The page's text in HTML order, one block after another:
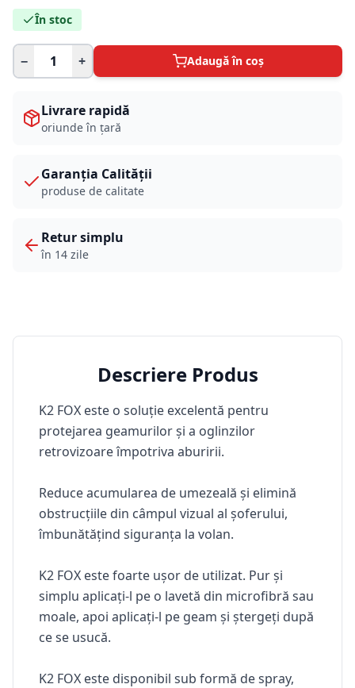
În stoc
− + Adaugă în coș
Livrare rapidă
oriunde în țară
Garanția Calității
produse de calitate
Retur simplu
în 14 zile
Descriere Produs
K2 FOX este o soluție excelentă pentru
protejarea geamurilor și a oglinzilor
retrovizoare împotriva aburirii.
Reduce acumularea de umezeală și elimină
obstrucțiile din câmpul vizual al șoferului,
îmbunătățind siguranța la volan.
K2 FOX este foarte ușor de utilizat. Pur și
simplu aplicați-l pe o lavetă din microfibră sau
moale, apoi aplicați-l pe geam și ștergeți după
ce se usucă.
K2 FOX este disponibil sub formă de spray,